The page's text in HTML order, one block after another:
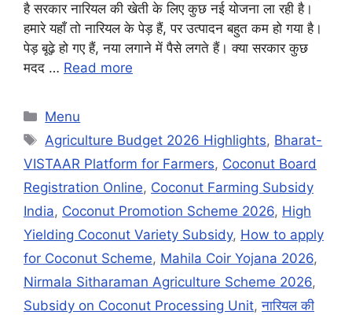
है सरकार नारियल की खेती के लिए कुछ नई योजना ला रही है।
हमारे यहाँ तो नारियल के पेड़ हैं, पर उत्पादन बहुत कम हो गया है।
पेड़ बूढ़े हो गए हैं, नया लगाने में पैसे लगते हैं। क्या सरकार कुछ
मदद … Read more
Categories
Menu
Tags
Agriculture Budget 2026 Highlights, Bharat-
VISTAAR Platform for Farmers, Coconut Board
Registration Online, Coconut Farming Subsidy
India, Coconut Promotion Scheme 2026, High
Yielding Coconut Variety Subsidy, How to apply
for Coconut Scheme, Mahila Coir Yojana 2026,
Nirmala Sitharaman Agriculture Scheme 2026,
Subsidy on Coconut Processing Unit,नारियल की